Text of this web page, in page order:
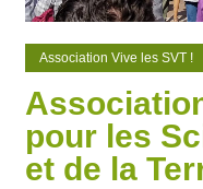
Association Vive les SVT !
pour les
et de la